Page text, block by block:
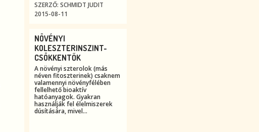
SZERZŐ: SCHMIDT JUDIT
2015-08-11
NÖVÉNYI
KOLESZTERINSZINT-
CSÖKKENTŐK
A növényi szterolok (más
néven fitoszterinek) csaknem
valamennyi növényfélében
fellelhető bioaktív
hatóanyagok. Gyakran
használják fel élelmiszerek
dúsítására, mivel...